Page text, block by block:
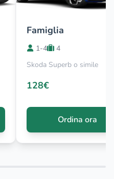
Famiglia
1-4
4
Skoda Superb o simile
128€
Ordina ora